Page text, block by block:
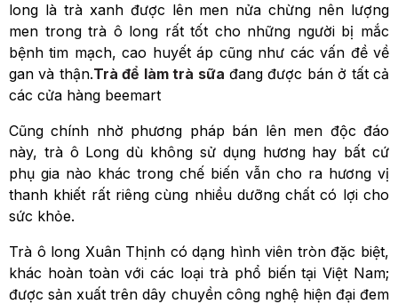
long là trà xanh được lên men nửa chừng nên lượng
men trong trà ô long rất tốt cho những người bị mắc
bệnh tim mạch, cao huyết áp cũng như các vấn đề về
gan và thận.Trà để làm trà sữa đang được bán ở tất cả
các cửa hàng beemart
Cũng chính nhờ phương pháp bán lên men độc đáo
này, trà ô Long dù không sử dụng hương hay bất cứ
phụ gia nào khác trong chế biến vẫn cho ra hương vị
thanh khiết rất riêng cùng nhiều dưỡng chất có lợi cho
sức khỏe.
Trà ô long Xuân Thịnh có dạng hình viên tròn đặc biệt,
khác hoàn toàn với các loại trà phổ biến tại Việt Nam;
được sản xuất trên dây chuyền công nghệ hiện đại đem